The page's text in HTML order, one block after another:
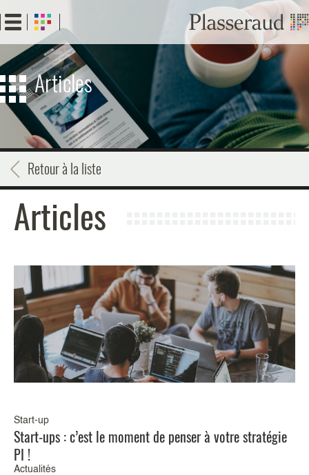
au
contenu
principal
Articles
Retour à la liste
Articles
Start-up
Start-ups : c’est le moment de penser à votre stratégie
PI !
Actualités